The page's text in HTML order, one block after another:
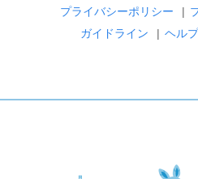
プライバシーポリシー
|
ガイドライン
| ヘルプ